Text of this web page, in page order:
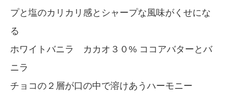
プと塩のカリカリ感とシャープな風味がくせにな
る
ホワイトバニラ カカオ３０% ココアバターとバ
ニラ
チョコの２層が口の中で溶けあうハーモニー